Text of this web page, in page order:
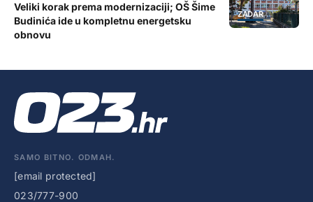
ZADAR
Veliki korak prema modernizaciji; OŠ Šime
Budinića ide u kompletnu energetsku
obnovu
SAMO BITNO. ODMAH.
[email protected]
023/777-900